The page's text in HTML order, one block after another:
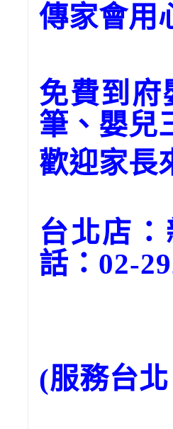
傳家會用
免費到府
筆、嬰兒
歡迎家長
台北店
話：02-
(服務台